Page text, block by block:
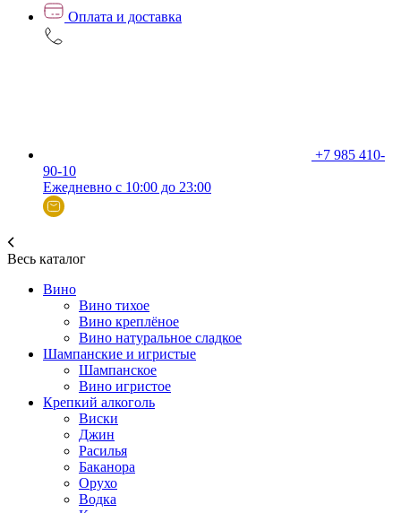
Оплата и доставка
+7 985 410-
90-10
Ежедневно с 10:00 до 23:00
Весь каталог
Вино
Вино тихое
Вино креплёное
Вино натуральное сладкое
Шампанские и игристые
Шампанское
Вино игристое
Крепкий алкоголь
Виски
Джин
Расилья
Баканора
Орухо
Водка